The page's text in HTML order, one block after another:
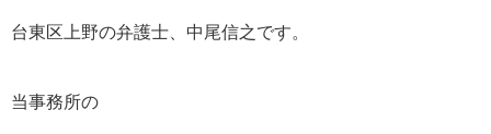
台東区上野の弁護士、中尾信之です。
当事務所の